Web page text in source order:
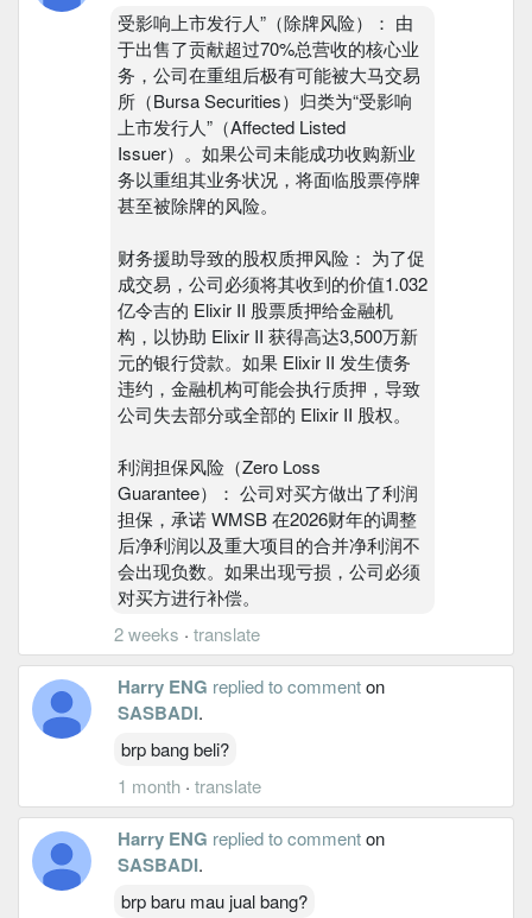
受影响上市发行人”（除牌风险）： 由
于出售了贡献超过70%总营收的核心业
务，公司在重组后极有可能被大马交易
所（Bursa Securities）归类为“受影响
上市发行人”（Affected Listed
Issuer）。如果公司未能成功收购新业
务以重组其业务状况，将面临股票停牌
甚至被除牌的风险。
​财务援助导致的股权质押风险： 为了促
成交易，公司必须将其收到的价值1.032
亿令吉的 Elixir II 股票质押给金融机
构，以协助 Elixir II 获得高达3,500万新
元的银行贷款。如果 Elixir II 发生债务
违约，金融机构可能会执行质押，导致
公司失去部分或全部的 Elixir II 股权。
​利润担保风险（Zero Loss
Guarantee）： 公司对买方做出了利润
担保，承诺 WMSB 在2026财年的调整
后净利润以及重大项目的合并净利润不
会出现负数。如果出现亏损，公司必须
对买方进行补偿。
2 weeks · translate
Harry ENG replied to commenton
SASBADI.
brp bang beli?
1 month ·translate
Harry ENG replied to commenton
SASBADI.
brp baru mau jual bang?